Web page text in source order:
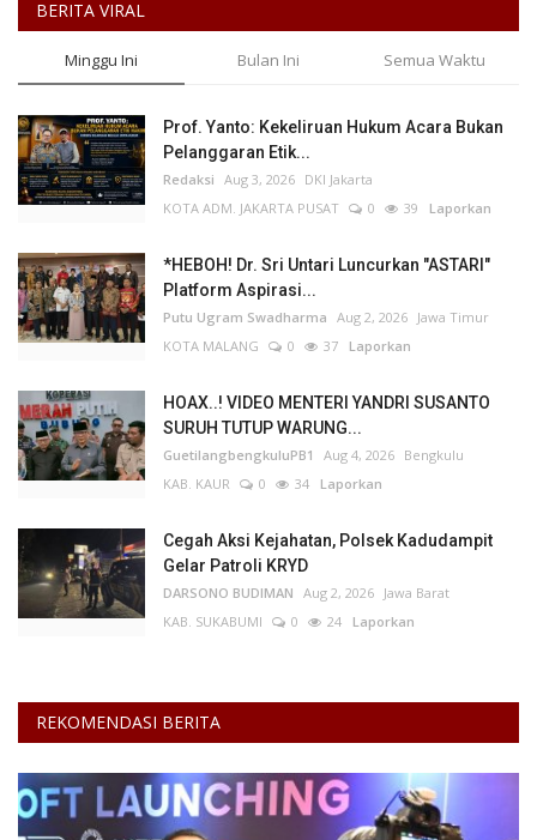
BERITA VIRAL
Minggu Ini Bulan Ini Semua Waktu
Prof. Yanto: Kekeliruan Hukum Acara Bukan
Pelanggaran Etik...
Redaksi Aug 3, 2026 DKI Jakarta
KOTA ADM. JAKARTA PUSAT
0 39 Laporkan
*HEBOH! Dr. Sri Untari Luncurkan "ASTARI"
Platform Aspirasi...
Putu Ugram Swadharma Aug 2, 2026 Jawa Timur
KOTA MALANG
0 37 Laporkan
HOAX..! VIDEO MENTERI YANDRI SUSANTO
SURUH TUTUP WARUNG...
GuetilangbengkuluPB1 Aug 4, 2026 Bengkulu
KAB. KAUR
0 34 Laporkan
Cegah Aksi Kejahatan, Polsek Kadudampit
Gelar Patroli KRYD
DARSONO BUDIMAN Aug 2, 2026 Jawa Barat
KAB. SUKABUMI
0 24 Laporkan
REKOMENDASI BERITA